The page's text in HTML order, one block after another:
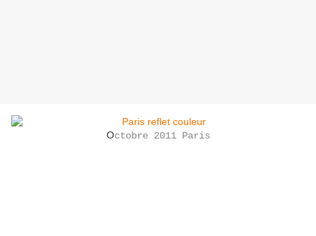
Octobre 2011 Paris